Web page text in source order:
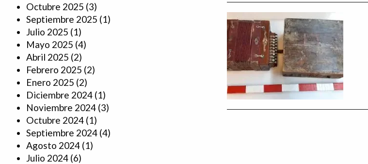
Octubre 2025 (3)
Septiembre 2025 (1)
Julio 2025 (1)
Mayo 2025 (4)
Abril 2025 (2)
Febrero 2025 (2)
Enero 2025 (2)
Diciembre 2024 (1)
Noviembre 2024 (3)
Octubre 2024 (1)
Septiembre 2024 (4)
Agosto 2024 (1)
Julio 2024 (6)